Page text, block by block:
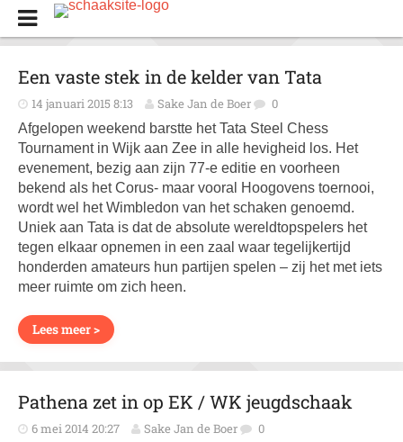
Een vaste stek in de kelder van Tata
14 januari 2015 8:13 Sake Jan de Boer 0
Afgelopen weekend barstte het Tata Steel Chess
Tournament in Wijk aan Zee in alle hevigheid los. Het
evenement, bezig aan zijn 77-e editie en voorheen
bekend als het Corus- maar vooral Hoogovens toernooi,
wordt wel het Wimbledon van het schaken genoemd.
Uniek aan Tata is dat de absolute wereldtopspelers het
tegen elkaar opnemen in een zaal waar tegelijkertijd
honderden amateurs hun partijen spelen – zij het met iets
meer ruimte om zich heen.
Lees meer >
Pathena zet in op EK / WK jeugdschaak
6 mei 2014 20:27 Sake Jan de Boer 0